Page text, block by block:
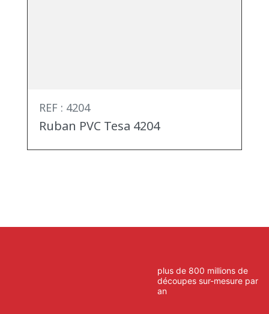
REF : 4204
Ruban PVC Tesa 4204
plus de 800 millions de
découpes sur-mesure par
an